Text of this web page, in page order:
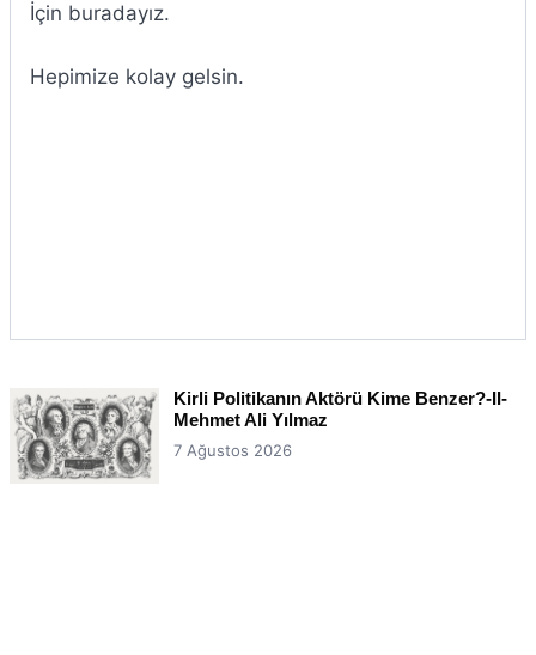
İçin buradayız.
Hepimize kolay gelsin.
Kirli Politikanın Aktörü Kime Benzer?-II-
Mehmet Ali Yılmaz
7 Ağustos 2026